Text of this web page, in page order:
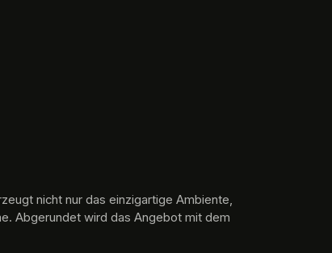
nicht nur das einzigartige Ambiente,
Abgerundet wird das Angebot mit dem